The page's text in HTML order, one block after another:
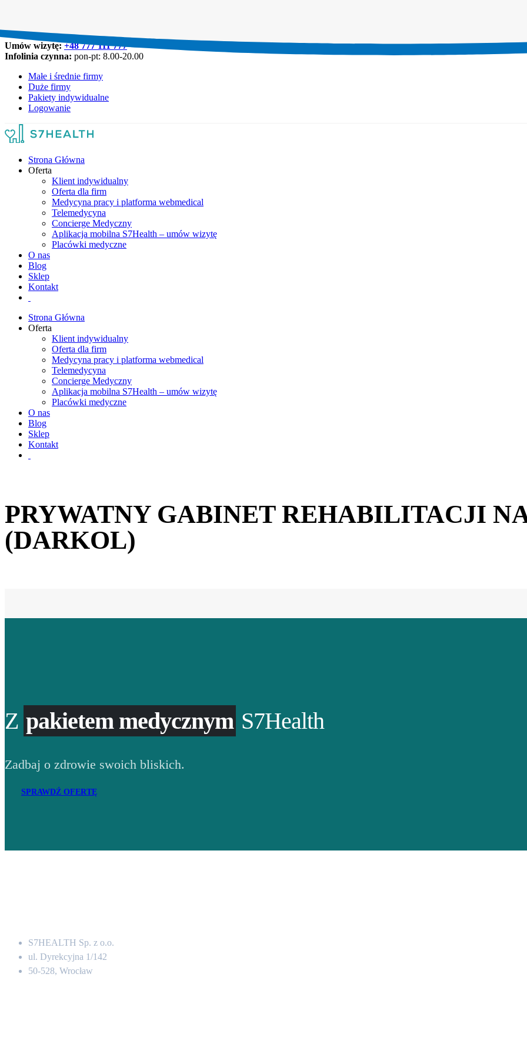
Umów wizytę:+48 777 111 777
Infolinia czynna: pon-pt: 8.00-20.00
Małe i średnie firmy
Duże firmy
Pakiety indywidualne
Logowanie
Strona Główna
Oferta
Klient indywidualny
Oferta dla firm
Medycyna pracy i platforma webmedical
Telemedycyna
Concierge Medyczny
Aplikacja mobilna S7Health – umów wizytę
Placówki medyczne
O nas
Blog
Sklep
Kontakt
Strona Główna
Oferta
Klient indywidualny
Oferta dla firm
Medycyna pracy i platforma webmedical
Telemedycyna
Concierge Medyczny
Aplikacja mobilna S7Health – umów wizytę
Placówki medyczne
O nas
Blog
Sklep
Kontakt
PRYWATNY GABINET REHABILITACJI
(DARKOL)
Z pakietem medycznym S7Health
Zadbaj o zdrowie swoich bliskich.
SPRAWDŹ OFERTĘ
S7HEALTH Sp. z o.o.
ul. Dyrekcyjna 1/142
50-528, Wrocław